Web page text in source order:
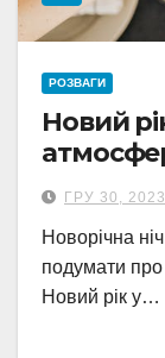
РОЗВАГИ
Новий
ГРУ 30, 2023
Новорічна
подумати про
Новий рік у…